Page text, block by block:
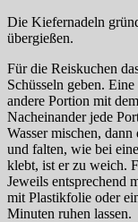
Die Kiefernadeln
übergießen.
Für die Reiskuchen
Schüsseln geben.
andere Portion mit
Nacheinander jede
Wasser mischen,
und falten, wie bei
klebt, ist er zu weich.
Jeweils entsprechend
mit Plastikfolie oder
Minuten ruhen lassen.